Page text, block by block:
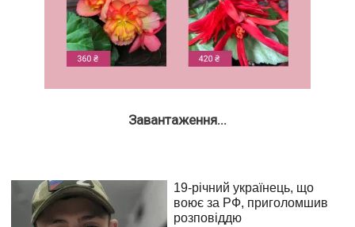
Завантаження...